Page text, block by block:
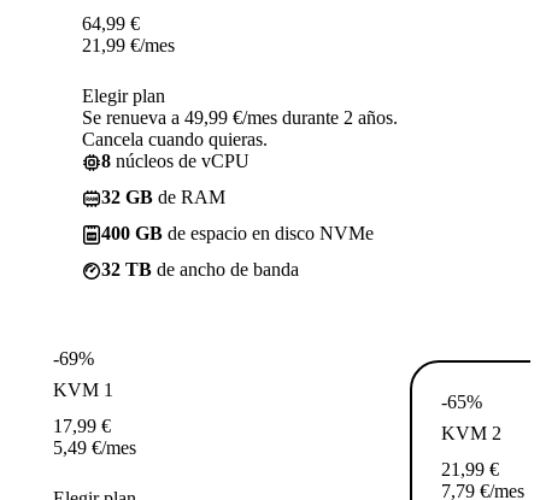
64,99 €
21,99 €/mes
Elegir plan
Se renueva a 49,99 €/mes durante 2 años.
Cancela cuando quieras.
8 núcleos de vCPU
32 GB de RAM
400 GB de espacio en disco NVMe
32 TB de ancho de banda
-69%
KVM 1
17,99 €
5,49 €/mes
-65%
KVM 2
21,99 €
7,79 €/mes